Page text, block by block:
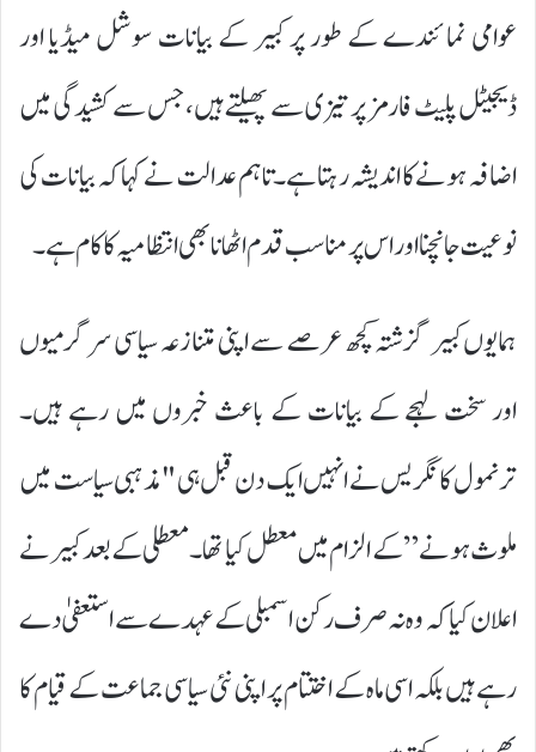
عوامی نمائندے کے طور پر کبیر کے بیانات سوشل میڈیا اور
ڈیجیٹل پلیٹ فارمز پر تیزی سے پھیلتے ہیں، جس سے کشیدگی میں
اضافہ ہونے کا اندیشہ رہتا ہے۔ تاہم عدالت نے کہا کہ بیانات کی
نوعیت جانچنا اور اس پر مناسب قدم اٹھانا بھی انتظامیہ کا کام ہے۔
ہمایوں کبیر گزشتہ کچھ عرصے سے اپنی متنازعہ سیاسی سرگرمیوں
اور سخت لہجے کے بیانات کے باعث خبروں میں رہے ہیں۔
ترنمول کانگریس نے انہیں ایک دن قبل ہی "مذہبی سیاست میں
ملوث ہونے” کے الزام میں معطل کیا تھا۔ معطلی کے بعد کبیر نے
اعلان کیا کہ وہ نہ صرف رکن اسمبلی کے عہدے سے استعفیٰ دے
رہے ہیں بلکہ اسی ماہ کے اختتام پر اپنی نئی سیاسی جماعت کے قیام کا